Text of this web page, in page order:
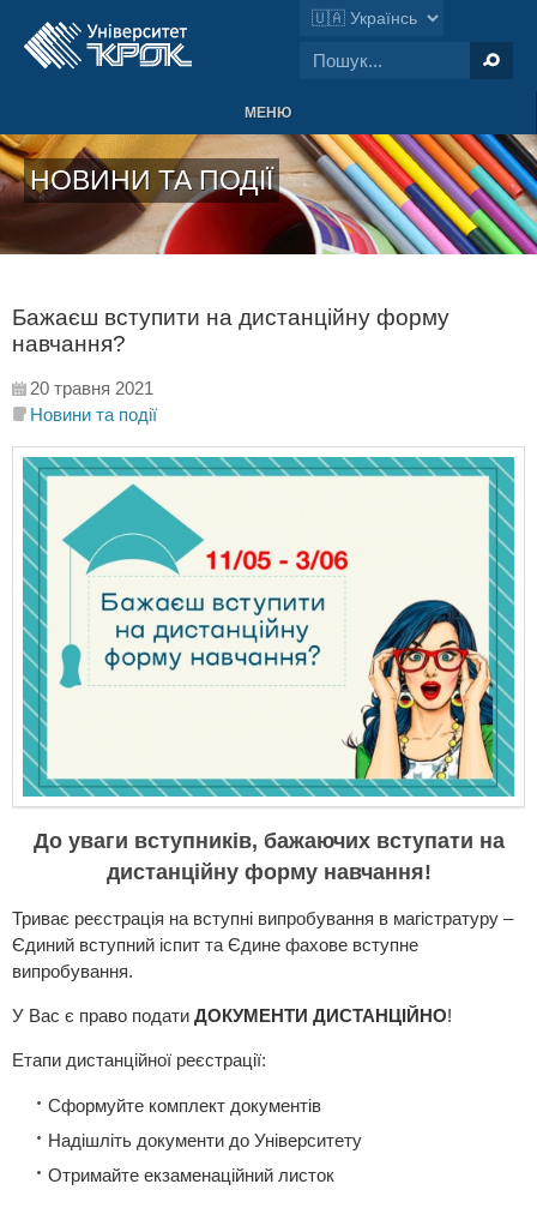
МЕНЮ
НОВИНИ ТА ПОДІЇ
Бажаєш вступити на дистанційну форму
навчання?
20 травня 2021
Новини та події
До уваги вступників, бажаючих вступати на
дистанційну форму навчання!
Триває реєстрація на вступні випробування в магістратуру –
Єдиний вступний іспит та Єдине фахове вступне
випробування.
У Вас є право подати ДОКУМЕНТИ ДИСТАНЦІЙНО!
Етапи дистанційної реєстрації:
Сформуйте комплект документів
Надішліть документи до Університету
Отримайте екзаменаційний листок